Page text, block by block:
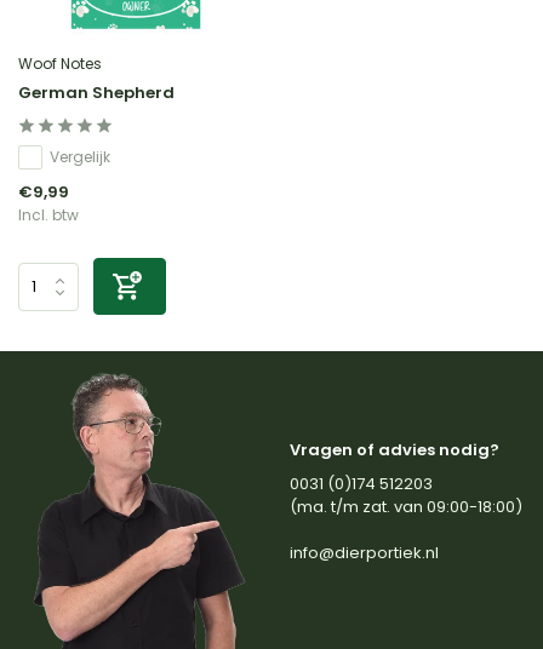
Woof Notes
German Shepherd
Vergelijk
€9,99
Incl. btw
Vragen of advies nodig?
0031 (0)174 512203
(ma. t/m zat. van 09:00-18:00)
info@dierportiek.nl